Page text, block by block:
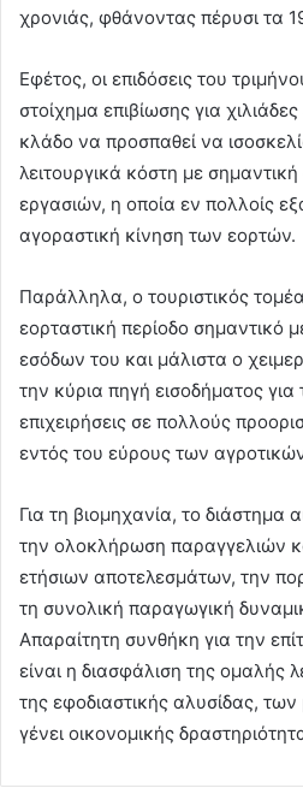
χρονιάς, φθάνοντας πέρυσι τα
Εφέτος, οι επιδόσεις του
στοίχημα επιβίωσης για
κλάδο να προσπαθεί να
λειτουργικά κόστη με
εργασιών, η οποία εν πολλοίς
αγοραστική κίνηση των εορτών.
Παράλληλα, ο τουριστικός
εορταστική περίοδο σημαντικό
εσόδων του και μάλιστα ο
την κύρια πηγή εισοδήματος για
επιχειρήσεις σε πολλούς
εντός του εύρους των
Για τη βιομηχανία, το διάστημα
την ολοκλήρωση παραγγελιών
ετήσιων αποτελεσμάτων, την
τη συνολική παραγωγική
Απαραίτητη συνθήκη για την
είναι η διασφάλιση της ομαλής
της εφοδιαστικής αλυσίδας,
γένει οικονομικής